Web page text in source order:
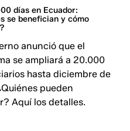
días en Ecuador:
se benefician y cómo
anunció que el
se ampliará a 20.000
hasta diciembre de
pueden
Aquí los detalles.